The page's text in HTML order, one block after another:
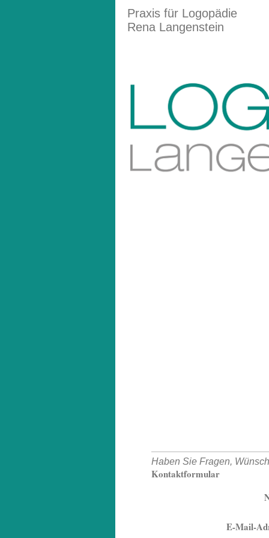
Praxis für Logopädie
Rena Langenstein
Haben Sie Fragen,
Kontaktformular
E-Mail-